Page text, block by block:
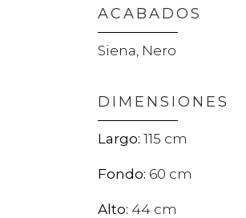
ACABADOS
Siena, Nero
DIMENSIONES
115
60
44